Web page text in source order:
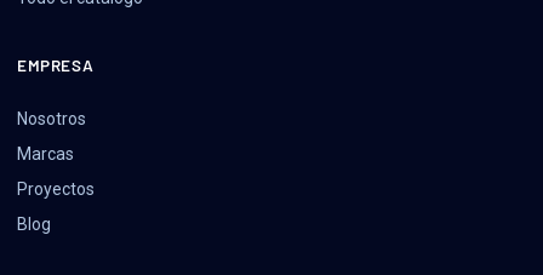
EMPRESA
Nosotros
Marcas
Proyectos
Blog